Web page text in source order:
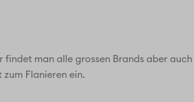
man alle grossen Brands aber
zum Flanieren ein.